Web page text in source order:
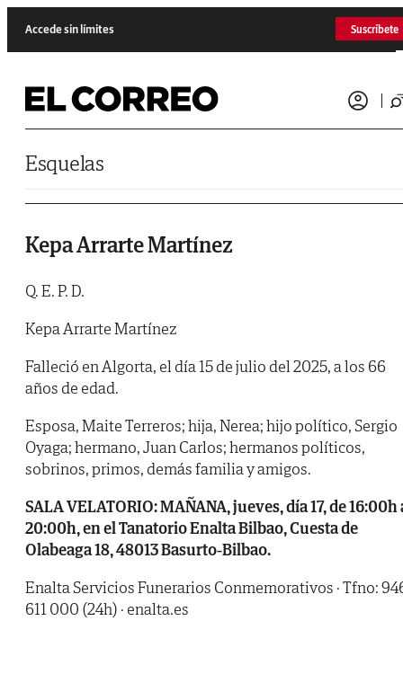
Accede sin límites Suscríbete
Esquelas
Kepa Arrarte Martínez
Q. E. P. D.
Kepa Arrarte Martínez
Falleció en Algorta, el día 15 de julio del 2025, a los 66
años de edad.
Esposa, Maite Terreros; hija, Nerea; hijo político, Sergio
Oyaga; hermano, Juan Carlos; hermanos políticos,
sobrinos, primos, demás familia y amigos.
SALA VELATORIO: MAÑANA, jueves, día 17, de 16:00h
20:00h, en el Tanatorio Enalta Bilbao, Cuesta de
Olabeaga 18, 48013 Basurto-Bilbao.
Enalta Servicios Funerarios Conmemorativos · Tfno:
611 000 (24h) · enalta.es